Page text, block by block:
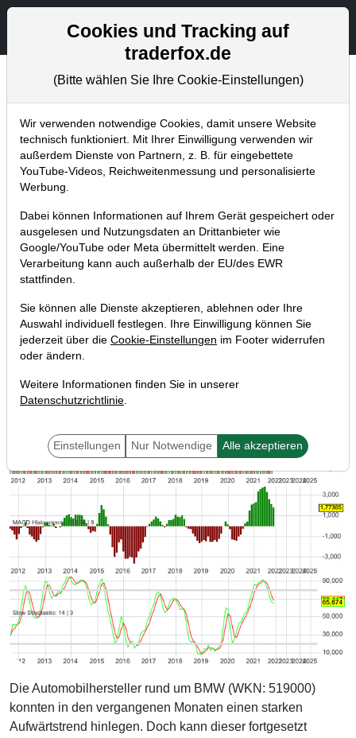
Aktien- und Artikelsuche
Chartanalysen
Home Blog Chartanalysen
Chartanalyse BMW:
Einstiegsgelegenheit nach
Prognoseerhöhung?
04.10.2021 um 07:21 Uhr | P. Uhlschmied
Die Automobilhersteller rund um BMW (WKN: 519000)
konnten in den vergangenen Monaten einen starken
Aufwärtstrend hinlegen. Doch kann dieser fortgesetzt
Cookies und Tracking auf
traderfox.de
(Bitte wählen Sie Ihre Cookie-Einstellungen)
Wir verwenden notwendige Cookies, damit unsere Website
technisch funktioniert. Mit Ihrer Einwilligung verwenden wir
außerdem Dienste von Partnern, z. B. für eingebettete
YouTube-Videos, Reichweitenmessung und personalisierte
Werbung.
Dabei können Informationen auf Ihrem Gerät gespeichert oder
ausgelesen und Nutzungsdaten an Drittanbieter wie
Google/YouTube oder Meta übermittelt werden. Eine
Verarbeitung kann auch außerhalb der EU/des EWR
stattfinden.
Sie können alle Dienste akzeptieren, ablehnen oder Ihre
Auswahl individuell festlegen. Ihre Einwilligung können Sie
jederzeit über die Cookie-Einstellungen im Footer widerrufen
oder ändern.
Weitere Informationen finden Sie in unserer
Datenschutzrichtlinie.
Einstellungen Nur Notwendige Alle akzeptieren